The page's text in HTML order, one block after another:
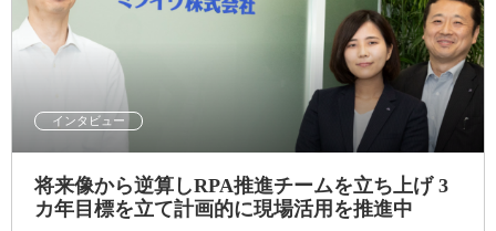
インタビュー
将来像から逆算しRPA推進チームを立ち上げ 3
カ年目標を立て計画的に現場活用を推進中